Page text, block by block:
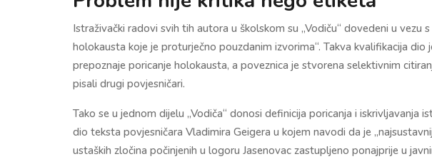
Istraživački radovi svih tih autora u školskom su „Vodiču“ dovedeni u vezu
holokausta koje je proturječno pouzdanim izvorima“. Takva kvalifikacija dio
prepoznaje poricanje holokausta, a poveznica je stvorena selektivnim
pisali drugi povjesničari.
Tako se u jednom dijelu „Vodiča“ donosi definicija poricanja i iskrivljavanja
dio teksta povjesničara Vladimira Geigera u kojem navodi da je
ustaških zločina počinjenih u logoru Jasenovac zastupljeno ponajprije u